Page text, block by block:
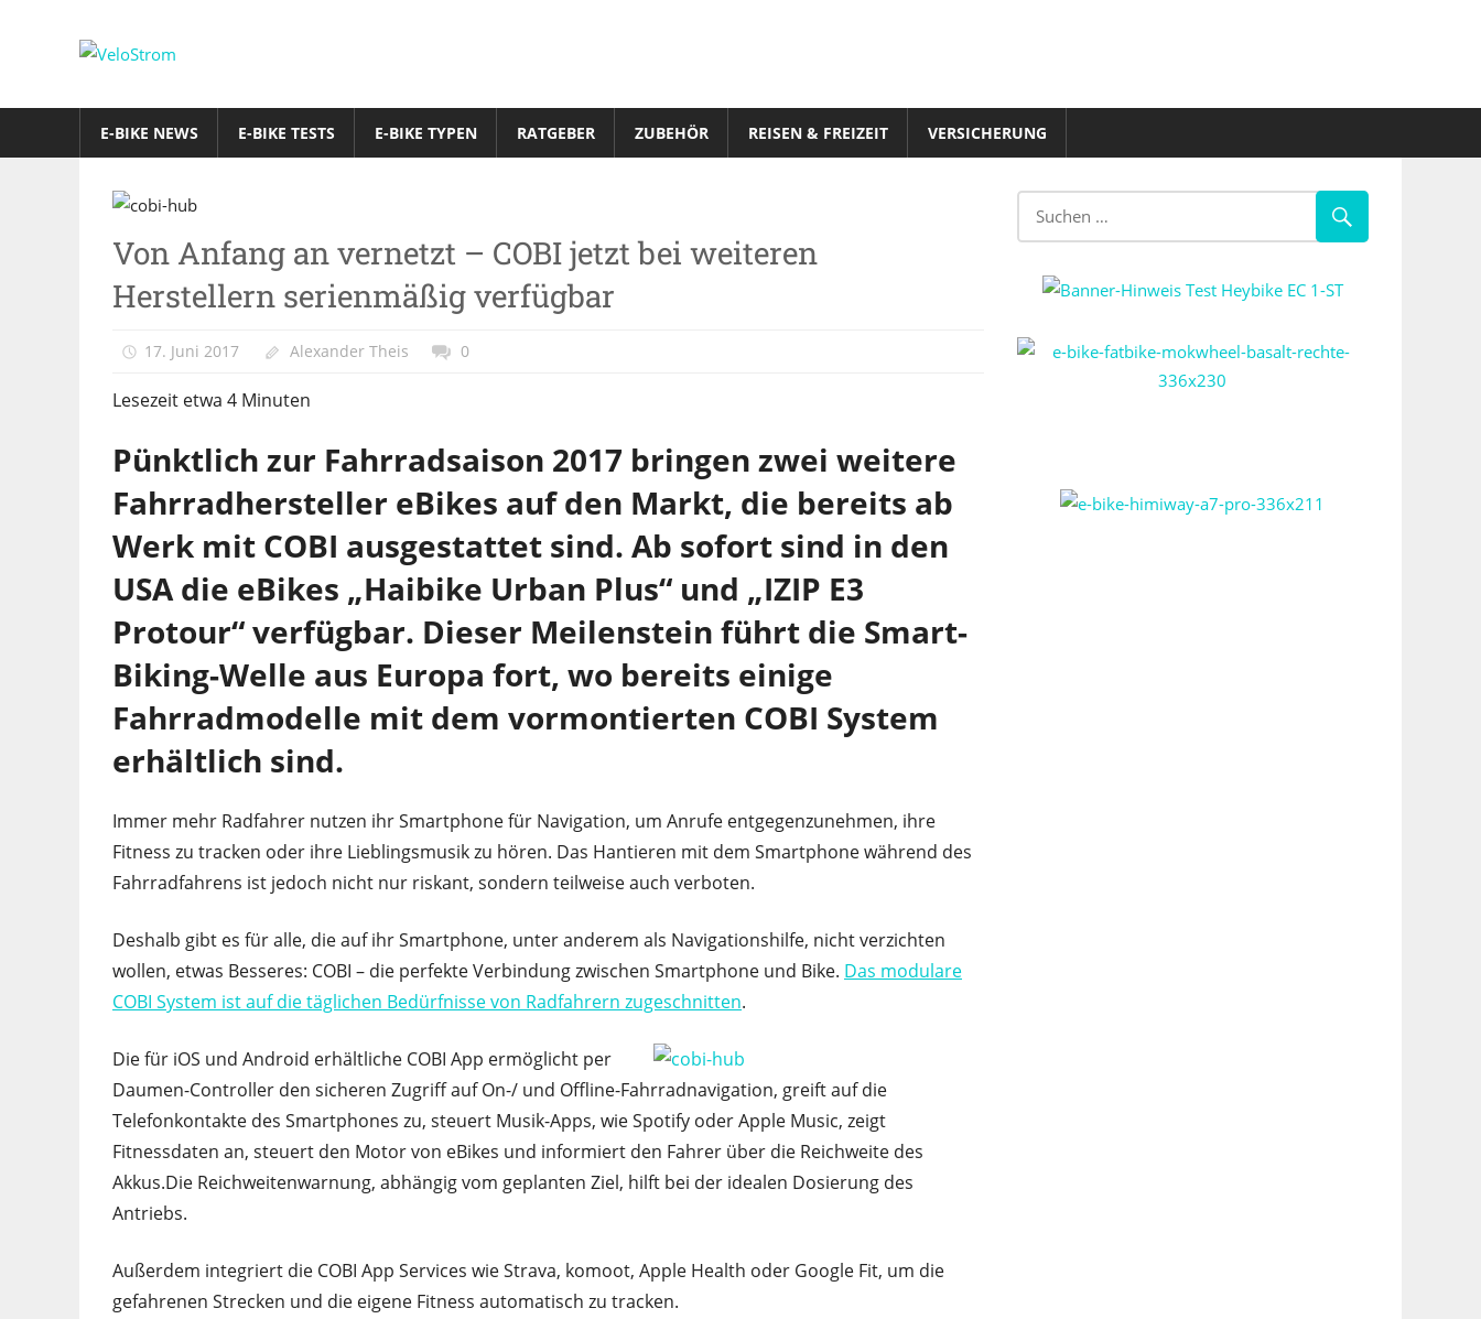
Online-
E-BIKE NEWS E-BIKE TESTS E-BIKE TYPEN RATGEBER ZUBEHÖR REISEN & FREIZEIT VERSICHERUNG
Bike
Von Anfang an vernetzt – COBI jetzt bei weiteren
Herstellern serienmäßig verfügbar
17. Juni 2017 Alexander Theis 0
Lesezeit etwa 4 Minuten
Pünktlich zur Fahrradsaison 2017 bringen zwei weitere
Fahrradhersteller eBikes auf den Markt, die bereits ab
Werk mit COBI ausgestattet sind. Ab sofort sind in den
USA die eBikes „Haibike Urban Plus“ und „IZIP E3
Protour“ verfügbar. Dieser Meilenstein führt die Smart-
Biking-Welle aus Europa fort, wo bereits einige
Fahrradmodelle mit dem vormontierten COBI System
erhältlich sind.
Immer mehr Radfahrer nutzen ihr Smartphone für Navigation, um Anrufe entgegenzunehmen, ihre
Fitness zu tracken oder ihre Lieblingsmusik zu hören. Das Hantieren mit dem Smartphone während des
Fahrradfahrens ist jedoch nicht nur riskant, sondern teilweise auch verboten.
Deshalb gibt es für alle, die auf ihr Smartphone, unter anderem als Navigationshilfe, nicht verzichten
wollen, etwas Besseres: COBI – die perfekte Verbindung zwischen Smartphone und Bike. Das modulare
COBI System ist auf die täglichen Bedürfnisse von Radfahrern zugeschnitten.
Die für iOS und Android erhältliche COBI App ermöglicht per
Daumen-Controller den sicheren Zugriff auf On-/ und Offline-Fahrradnavigation, greift auf die
Telefonkontakte des Smartphones zu, steuert Musik-Apps, wie Spotify oder Apple Music, zeigt
Fitnessdaten an, steuert den Motor von eBikes und informiert den Fahrer über die Reichweite des
Akkus.Die Reichweitenwarnung, abhängig vom geplanten Ziel, hilft bei der idealen Dosierung des
Antriebs.
Außerdem integriert die COBI App Services wie Strava, komoot, Apple Health oder Google Fit, um die
gefahrenen Strecken und die eigene Fitness automatisch zu tracken.